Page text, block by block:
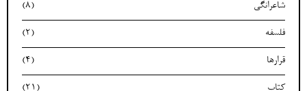
شاعرانگی (8)
فلسفه (2)
قرارها (4)
کتاب (21)